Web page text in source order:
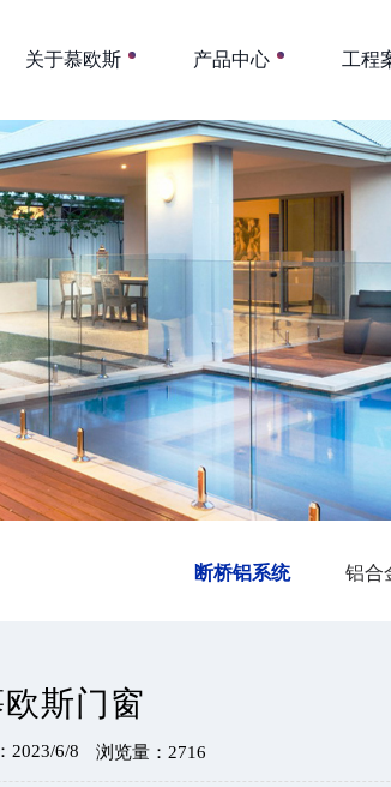
关于慕欧斯 产品中心 工程
断桥铝系统 铝合
斯门窗
2023/6/8 浏览量：2716